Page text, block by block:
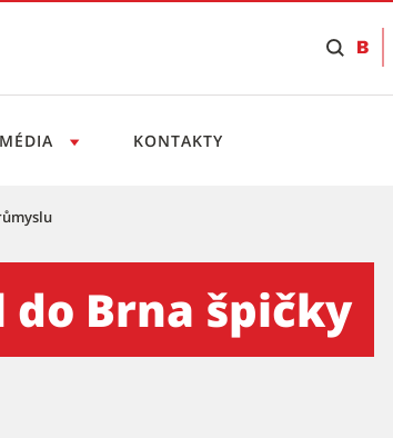
polygrafického
KONTAKTY
do Brna špičky